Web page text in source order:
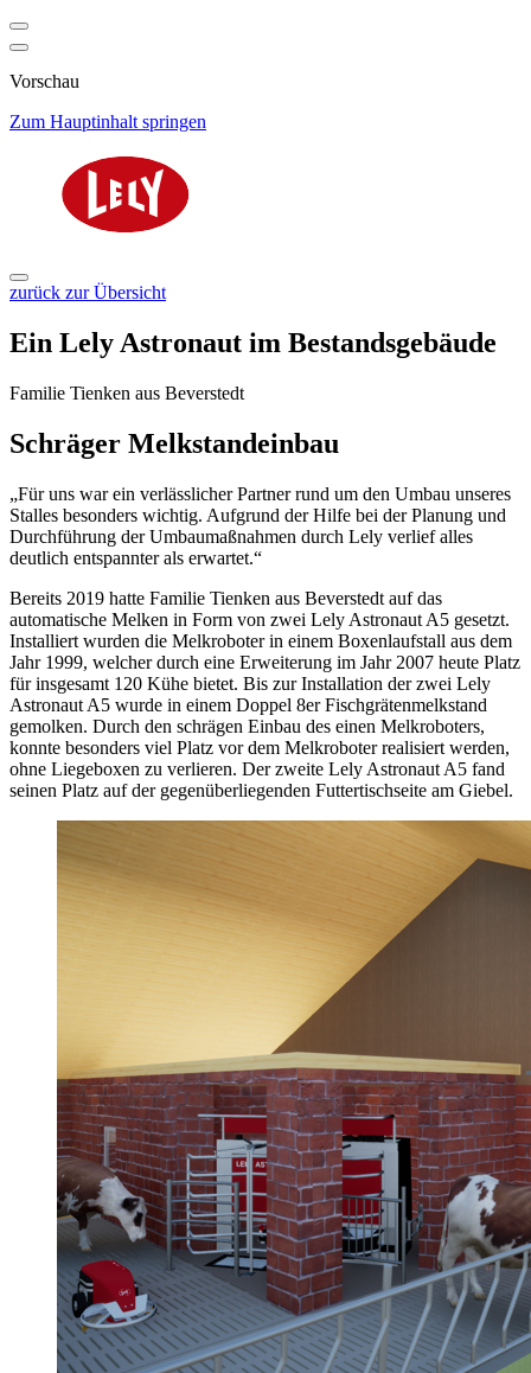
Vorschau
Zum Hauptinhalt springen
zurück zur Übersicht
Ein Lely Astronaut im Bestandsgebäude
Familie Tienken aus Beverstedt
Schräger Melkstandeinbau
„Für uns war ein verlässlicher Partner rund um den Umbau unseres
Stalles besonders wichtig. Aufgrund der Hilfe bei der Planung und
Durchführung der Umbaumaßnahmen durch Lely verlief alles
deutlich entspannter als erwartet.“
Bereits 2019 hatte Familie Tienken aus Beverstedt auf das
automatische Melken in Form von zwei Lely Astronaut A5 gesetzt.
Installiert wurden die Melkroboter in einem Boxenlaufstall aus dem
Jahr 1999, welcher durch eine Erweiterung im Jahr 2007 heute Platz
für insgesamt 120 Kühe bietet. Bis zur Installation der zwei Lely
Astronaut A5 wurde in einem Doppel 8er Fischgrätenmelkstand
gemolken. Durch den schrägen Einbau des einen Melkroboters,
konnte besonders viel Platz vor dem Melkroboter realisiert werden,
ohne Liegeboxen zu verlieren. Der zweite Lely Astronaut A5 fand
seinen Platz auf der gegenüberliegenden Futtertischseite am Giebel.